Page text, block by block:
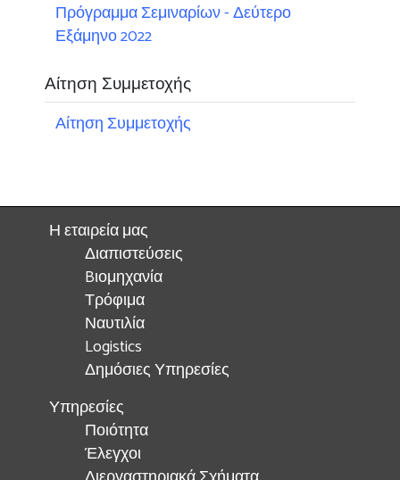
Πρόγραμμα Σεμιναρίων - Δεύτερο
Εξάμηνο 2022
Αίτηση Συμμετοχής
Αίτηση Συμμετοχής
Η εταιρεία μας
Διαπιστεύσεις
Bιομηχανία
Τρόφιμα
Ναυτιλία
Logistics
Δημόσιες Υπηρεσίες
Υπηρεσίες
Ποιότητα
Έλεγχοι